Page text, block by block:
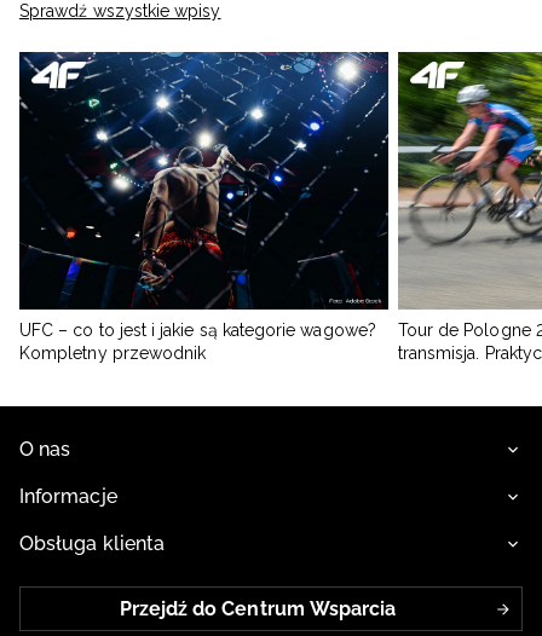
Sprawdź wszystkie wpisy
UFC – co to jest i jakie są kategorie wagowe?
Kompletny przewodnik
Tour de Pologne
transmisja.
O nas
Informacje
Obsługa klienta
Przejdź do Centrum Wsparcia